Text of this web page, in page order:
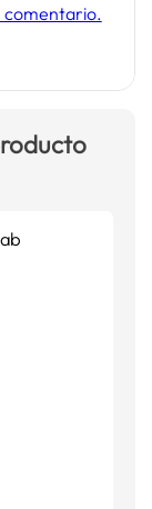
comentario.